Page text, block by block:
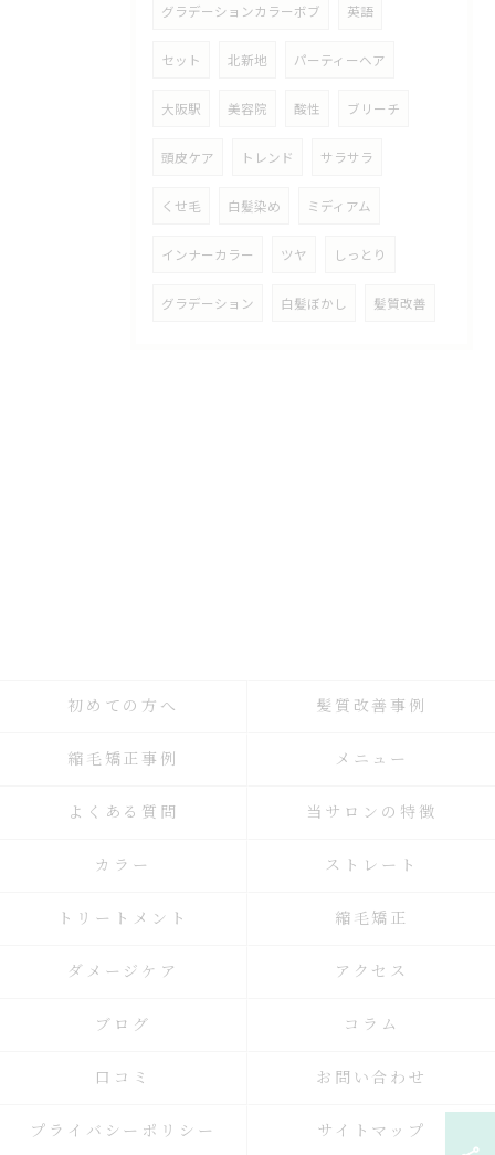
グラデーションカラーボブ 英語
セット 北新地 パーティーヘア
大阪駅 美容院 酸性 ブリーチ
頭皮ケア トレンド サラサラ
くせ毛 白髪染め ミディアム
インナーカラー ツヤ しっとり
グラデーション 白髪ぼかし 髪質改善
初めての方へ 髪質改善事例
縮毛矯正事例 メニュー
よくある質問 当サロンの特徴
カラー ストレート
トリートメント 縮毛矯正
ダメージケア アクセス
ブログ コラム
口コミ お問い合わせ
プライバシーポリシー サイトマップ